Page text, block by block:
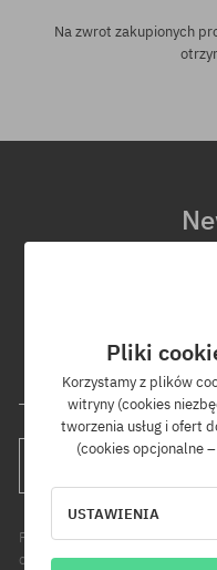
Na zwrot zakupionych
Dodatkowo otrzymasz
Twój adres e-mail
Podanie adresu e-mail jest
otrzymywanie informacji
Pliki
Korzystamy z plików
witryny (cookies
tworzenia usług i ofert
(cookies opcjonalne
USTAWIENIA